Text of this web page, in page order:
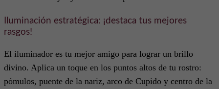
Iluminación estratégica: ¡destaca tus mejores
rasgos!
El iluminador es tu mejor amigo para lograr un brillo
divino. Aplica un toque en los puntos altos de tu rostro:
pómulos, puente de la nariz, arco de Cupido y centro de la